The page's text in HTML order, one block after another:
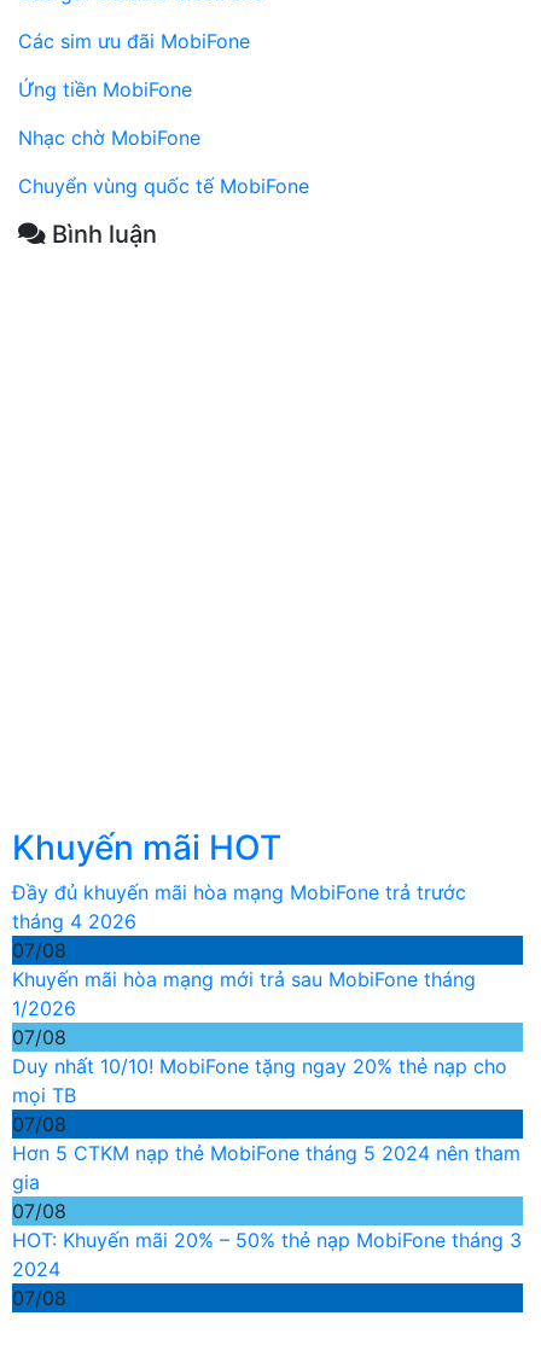
Các sim ưu đãi MobiFone
Ứng tiền MobiFone
Nhạc chờ MobiFone
Chuyển vùng quốc tế MobiFone
Bình luận
Khuyến mãi HOT
Đầy đủ khuyến mãi hòa mạng MobiFone trả trước
tháng 4 2026
07/08
Khuyến mãi hòa mạng mới trả sau MobiFone tháng
1/2026
07/08
Duy nhất 10/10! MobiFone tặng ngay 20% thẻ nạp cho
mọi TB
07/08
Hơn 5 CTKM nạp thẻ MobiFone tháng 5 2024 nên tham
gia
07/08
HOT: Khuyến mãi 20% – 50% thẻ nạp MobiFone tháng 3
2024
07/08